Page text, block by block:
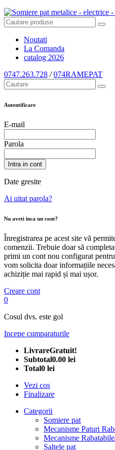
Noutati
La Comanda
catalog 2026
0747.263.728 / 074RAMEPAT
Autentificare
E-mail
Parola
Intra in cont
Date gresite
Ai uitat parola?
Nu aveti inca un cont?
Înregistrarea pe acest site vă
comenzii. Trebuie doar să
primi un cont nou configurat
vom solicita doar informațiile
achiziție mai rapid și mai ușor.
Creare cont
0
Cosul dvs. este gol
Incepe cumparaturile
LivrareGratuit!
Subtotal0.00 lei
Total0 lei
Vezi cos
Finalizare
Categorii
Somiere pat
Mecanisme Paturi
Mecanisme
Saltele pat